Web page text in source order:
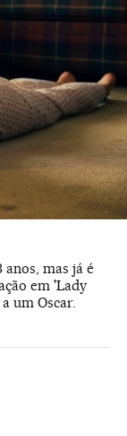
mas já é
em 'Lady
um Oscar.